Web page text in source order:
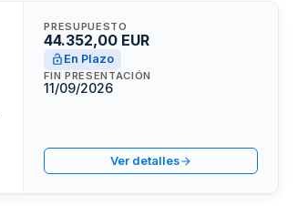
PRESUPUESTO
44.352,00 EUR
En Plazo
FIN PRESENTACIÓN
11/09/2026
Ver detalles